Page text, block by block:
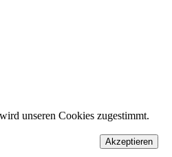
unseren Cookies zugestimmt.
Akzeptieren